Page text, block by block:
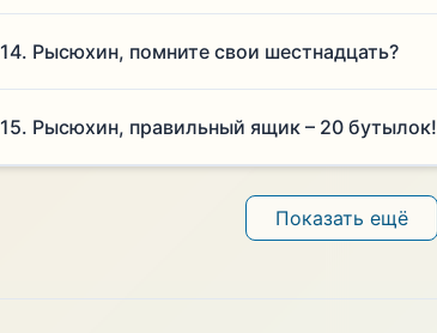
14. Рысюхин, помните свои шестнадцать?
15. Рысюхин, правильный ящик – 20 бутылок!
Показать ещё